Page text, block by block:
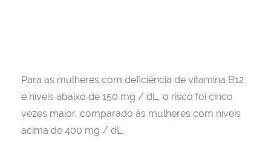
Para as mulheres com deficiência de vitamina B12
e níveis abaixo de 150 mg / dL, o risco foi cinco
vezes maior, comparado às mulheres com níveis
acima de 400 mg / dL.